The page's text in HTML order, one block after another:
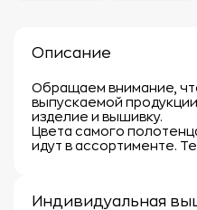
Описание
Обращаем внимание,
выпускаемой
изделие и вышивку.
Цвета самого
идут в ассортименте.
Индивидуальная